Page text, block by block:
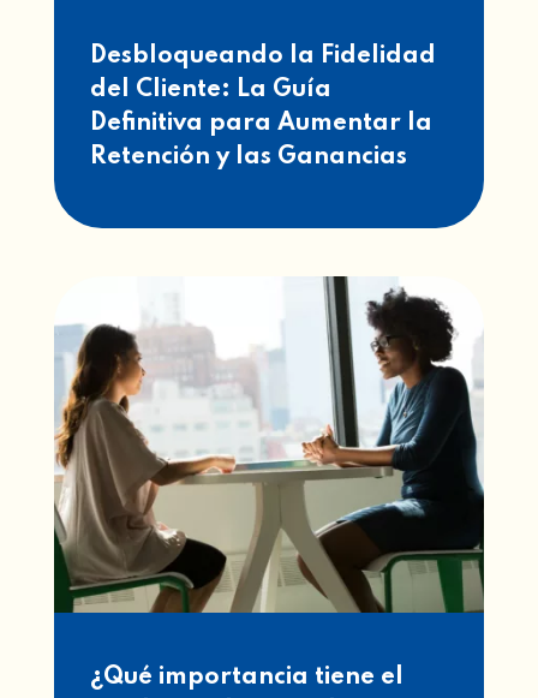
Desbloqueando la Fidelidad
del Cliente: La Guía
Definitiva para Aumentar la
Retención y las Ganancias
¿Qué importancia tiene el